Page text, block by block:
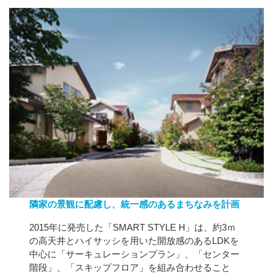
隣家の景観に配慮し、統一感のあるまちなみを計画
2015年に発売した「SMART STYLE H」は、約3ｍ
の高天井とハイサッシを用いた開放感のあるLDKを
中心に「サーキュレーションプラン」、「センター
階段」、「スキップフロア」を組み合わせること